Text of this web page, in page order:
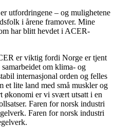
utfordringene – og mulighetene
i årene framover. Mine
har blitt hevdet i ACER-
er viktig fordi Norge er tjent
om klima- og
internasjonal orden og felles
et lite land med små muskler og
økonomi er vi svært utsatt i en
Faren for norsk industri
Faren for norsk industri